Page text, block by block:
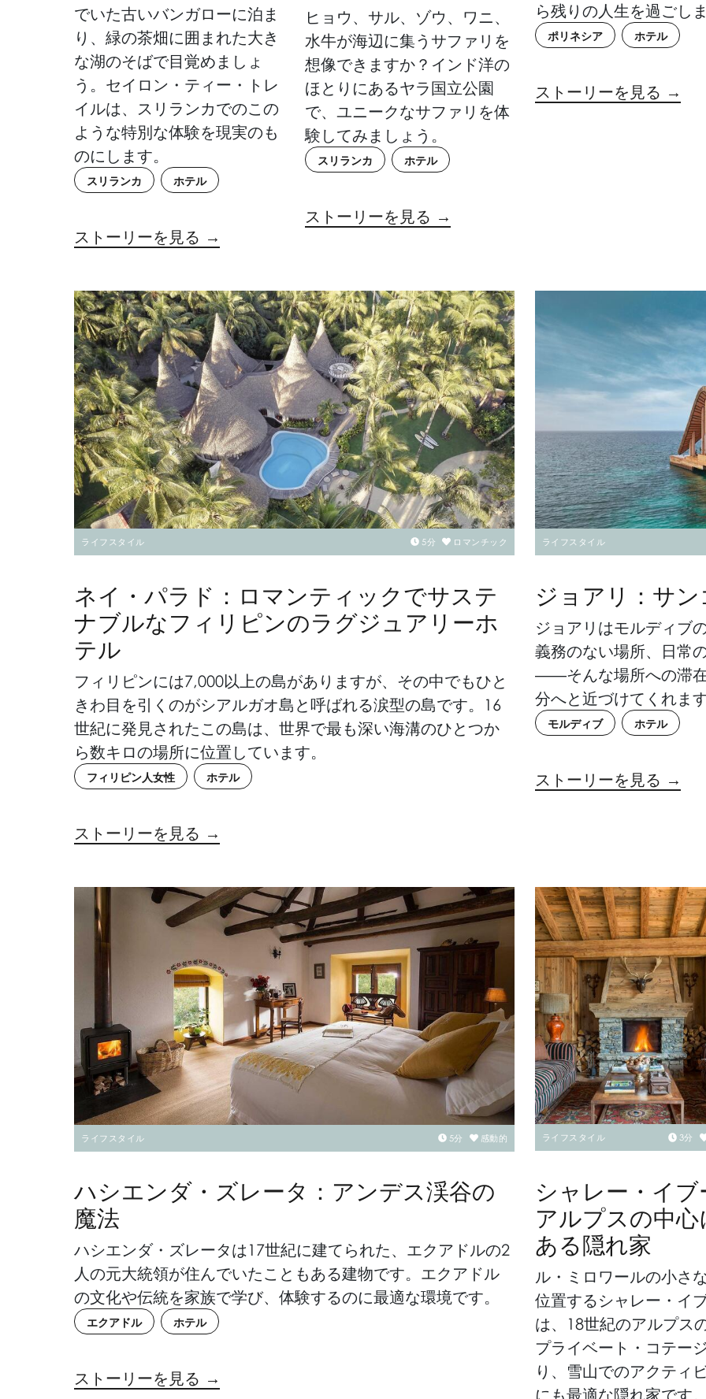
でいた古いバンガローに泊ま
り、緑の茶畑に囲まれた大き
な湖のそばで目覚めましょ
う。セイロン・ティー・トレ
イルは、スリランカでのこの
ような特別な体験を現実のも
のにします。
スリランカ ホテル
ストーリーを見る →
ヒョウ、サル、ゾウ、ワニ、
水牛が海辺に集うサファリを
想像できますか？インド洋の
ほとりにあるヤラ国立公園
で、ユニークなサファリを体
験してみましょう。
スリランカ ホテル
ストーリーを見る →
ら残りの人生を過ごし
ポリネシア ホテル
ストーリーを見る →
ライフスタイル 5分 ロマンチック
ネイ・パラド：ロマンティックでサステ
ナブルなフィリピンのラグジュアリーホ
テル
フィリピンには7,000以上の島がありますが、その中でもひと
きわ目を引くのがシアルガオ島と呼ばれる涙型の島です。16
世紀に発見されたこの島は、世界で最も深い海溝のひとつか
ら数キロの場所に位置しています。
フィリピン人女性 ホテル
ストーリーを見る →
ライフスタイル
ジョアリ：サ
ジョアリはモルディブ
義務のない場所、日常
――そんな場所への滞
分へと近づけてくれま
モルディブ ホテル
ストーリーを見る →
ライフスタイル 5分 感動的
ハシエンダ・ズレータ：アンデス渓谷の
魔法
ハシエンダ・ズレータは17世紀に建てられた、エクアドルの2
人の元大統領が住んでいたこともある建物です。エクアドル
の文化や伝統を家族で学び、体験するのに最適な環境です。
エクアドル ホテル
ストーリーを見る →
ライフスタイル 3分
シャレー・イブ
アルプスの中心
ある隠れ家
ル・ミロワールの小さ
位置するシャレー・イ
は、18世紀のアルプス
プライベート・コテー
り、雪山でのアクティ
にも最適な隠れ家です